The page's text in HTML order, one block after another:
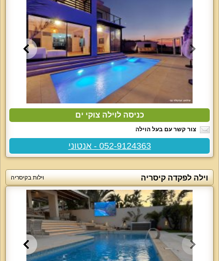
כניסה לוילה צוקי ים
צור קשר עם בעל הוילה
052-9124363 - אנטוני
וילה לפקדה קיסריה וילות בקיסריה